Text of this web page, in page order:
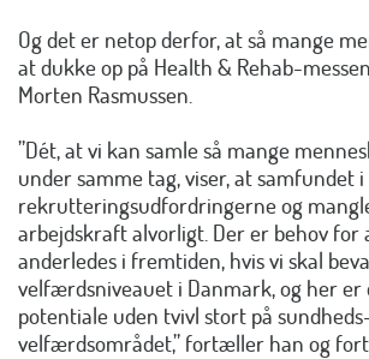
Og det er netop derfor, at så mange
at dukke op på Health & Rehab-
Morten Rasmussen.
”Dét, at vi kan samle så mange
under samme tag, viser, at samfundet
rekrutteringsudfordringerne og
arbejdskraft alvorligt. Der er behov for
anderledes i fremtiden, hvis vi skal
velfærdsniveauet i Danmark, og her er
potentiale uden tvivl stort på
velfærdsområdet,” fortæller han og